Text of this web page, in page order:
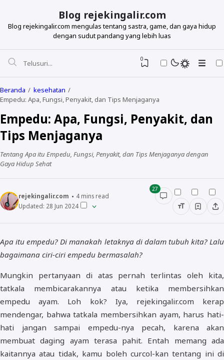
Blog rejekingalir.com
Blog rejekingalir.com mengulas tentang sastra, game, dan gaya hidup
dengan sudut pandang yang lebih luas
0
Beranda
kesehatan
Empedu: Apa, Fungsi, Penyakit, dan Tips Menjaganya
Empedu: Apa, Fungsi, Penyakit, dan
Tips Menjaganya
Tentang Apa itu Empedu, Fungsi, Penyakit, dan Tips Menjaganya dengan
Gaya Hidup Sehat
rejekingalir.com 4mins read
Updated: 28 Jun 2024
27
Apa itu empedu? Di manakah letaknya di dalam tubuh kita? Lalu
bagaimana ciri-ciri empedu bermasalah?
Mungkin pertanyaan di atas pernah terlintas oleh kita,
tatkala membicarakannya atau ketika membersihkan
empedu ayam. Loh kok? Iya, rejekingalir.com kerap
mendengar, bahwa tatkala membersihkan ayam, harus hati-
hati jangan sampai empedu-nya pecah, karena akan
membuat daging ayam terasa pahit. Entah memang ada
kaitannya atau tidak, kamu boleh curcol-kan tentang ini di